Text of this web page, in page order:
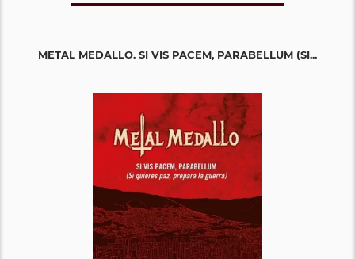
METAL MEDALLO. SI VIS PACEM, PARABELLUM (SI...